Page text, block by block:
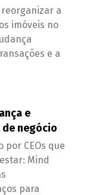
a
imóveis no
e a
e
negócio
por CEOs que
Mind
para